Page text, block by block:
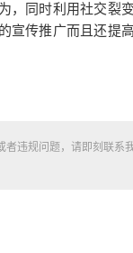
同时利用社交裂
传推广而且还提
违规问题，请即刻联系